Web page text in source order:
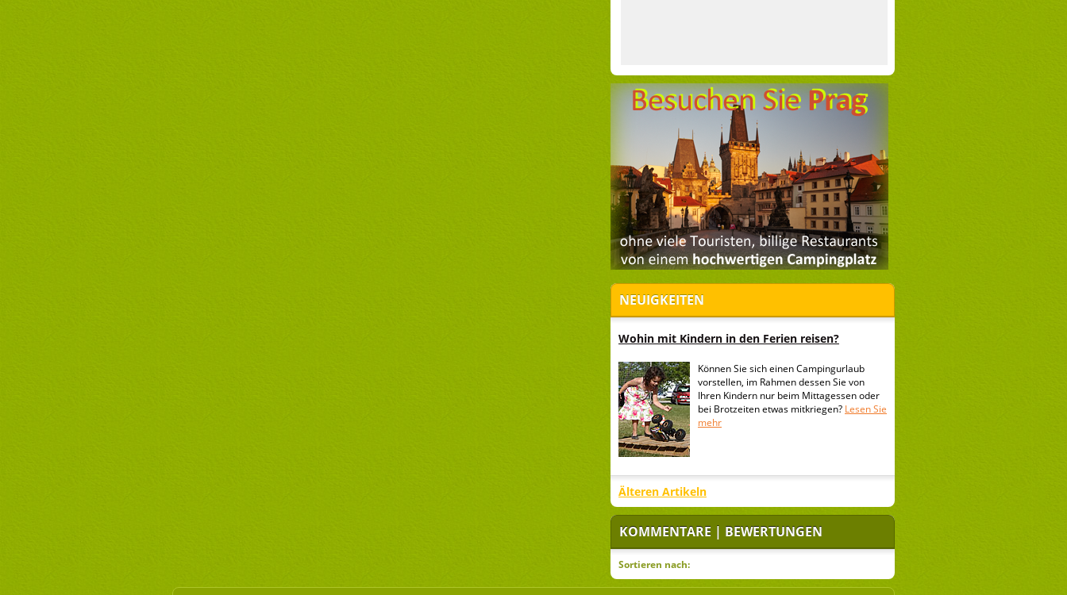
NEUIGKEITEN
Wohin mit Kindern in den Ferien reisen?
Können Sie sich einen Campingurlaub
vorstellen, im Rahmen dessen Sie von
Ihren Kindern nur beim Mittagessen oder
bei Brotzeiten etwas mitkriegen? Lesen Sie
mehr
Älteren Artikeln
KOMMENTARE | BEWERTUNGEN
Sortieren nach: